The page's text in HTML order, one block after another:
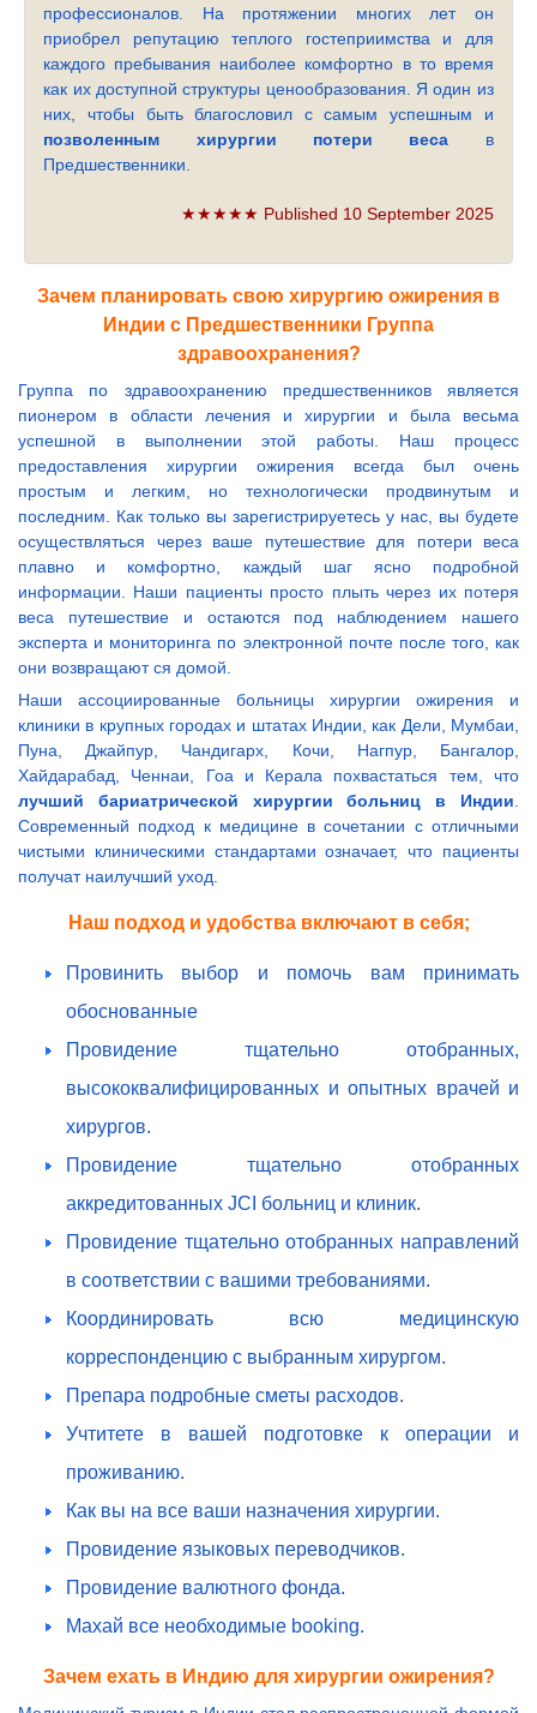
профессионалов. На протяжении многих лет он
приобрел репутацию теплого гостеприимства и для
каждого пребывания наиболее комфортно в то время
как их доступной структуры ценообразования. Я один из
них, чтобы быть благословил с самым успешным и
позволенным хирургии потери веса в
Предшественники.
★★★★★ Published 10 September 2025
Зачем планировать свою хирургию ожирения в
Индии с Предшественники Группа
здравоохранения?
Группа по здравоохранению предшественников является
пионером в области лечения и хирургии и была весьма
успешной в выполнении этой работы. Наш процесс
предоставления хирургии ожирения всегда был очень
простым и легким, но технологически продвинутым и
последним. Как только вы зарегистрируетесь у нас, вы будете
осуществляться через ваше путешествие для потери веса
плавно и комфортно, каждый шаг ясно подробной
информации. Наши пациенты просто плыть через их потеря
веса путешествие и остаются под наблюдением нашего
эксперта и мониторинга по электронной почте после того, как
они возвращают ся домой.
Наши ассоциированные больницы хирургии ожирения и
клиники в крупных городах и штатах Индии, как Дели, Мумбаи,
Пуна, Джайпур, Чандигарх, Кочи, Нагпур, Бангалор,
Хайдарабад, Ченнаи, Гоа и Керала похвастаться тем, что
лучший бариатрической хирургии больниц в Индии
Современный подход к медицине в сочетании с отличными
чистыми клиническими стандартами означает, что пациенты
получат наилучший уход.
Наш подход и удобства включают в себя;
Провинить выбор и помочь вам принимать
обоснованные
Провидение тщательно отобранных,
высококвалифицированных и опытных врачей и
хирургов.
Провидение тщательно отобранных
аккредитованных JCI больниц и клиник.
Провидение тщательно отобранных направлений
в соответствии с вашими требованиями.
Координировать всю медицинскую
корреспонденцию с выбранным хирургом.
Препара подробные сметы расходов.
Учтитете в вашей подготовке к операции и
проживанию.
Как вы на все ваши назначения хирургии.
Провидение языковых переводчиков.
Провидение валютного фонда.
Махай все необходимые booking.
Зачем ехать в Индию для хирургии ожирения?